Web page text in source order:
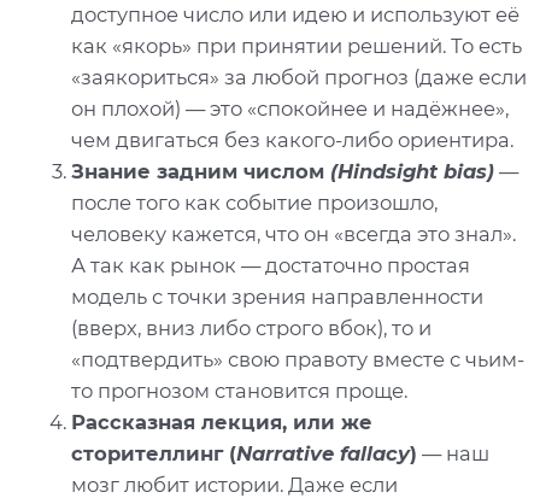
доступное число или идею и используют её
как «якорь» при принятии решений. То есть
«заякориться» за любой прогноз (даже если
он плохой) — это «спокойнее и надёжнее»,
чем двигаться без какого-либо ориентира.
Знание задним числом (Hindsight bias) —
после того как событие произошло,
человеку кажется, что он «всегда это знал».
А так как рынок — достаточно простая
модель с точки зрения направленности
(вверх, вниз либо строго вбок), то и
«подтвердить» свою правоту вместе с чьим-
то прогнозом становится проще.
Рассказная лекция, или же
сторителлинг (Narrative fallacy) — наш
мозг любит истории. Даже если